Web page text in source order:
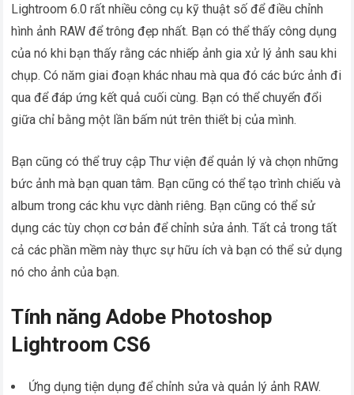
Lightroom 6.0 rất nhiều công cụ kỹ thuật số để điều chỉnh
hình ảnh RAW để trông đẹp nhất. Bạn có thể thấy công dụng
của nó khi bạn thấy rằng các nhiếp ảnh gia xử lý ảnh sau khi
chụp. Có năm giai đoạn khác nhau mà qua đó các bức ảnh đi
qua để đáp ứng kết quả cuối cùng. Bạn có thể chuyển đổi
giữa chỉ bằng một lần bấm nút trên thiết bị của mình.
Bạn cũng có thể truy cập Thư viện để quản lý và chọn những
bức ảnh mà bạn quan tâm. Bạn cũng có thể tạo trình chiếu và
album trong các khu vực dành riêng. Bạn cũng có thể sử
dụng các tùy chọn cơ bản để chỉnh sửa ảnh. Tất cả trong tất
cả các phần mềm này thực sự hữu ích và bạn có thể sử dụng
nó cho ảnh của bạn.
Tính năng Adobe Photoshop
Lightroom CS6
Ứng dụng tiện dụng để chỉnh sửa và quản lý ảnh RAW.